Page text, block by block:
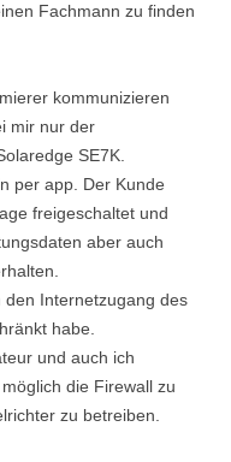
Fachmann zu finden
kommunizieren
mir nur der
SE7K.
per app. Der Kunde
freigeschaltet und
aber auch
Internetzugang des
habe.
und auch ich
die Firewall zu
zu betreiben.